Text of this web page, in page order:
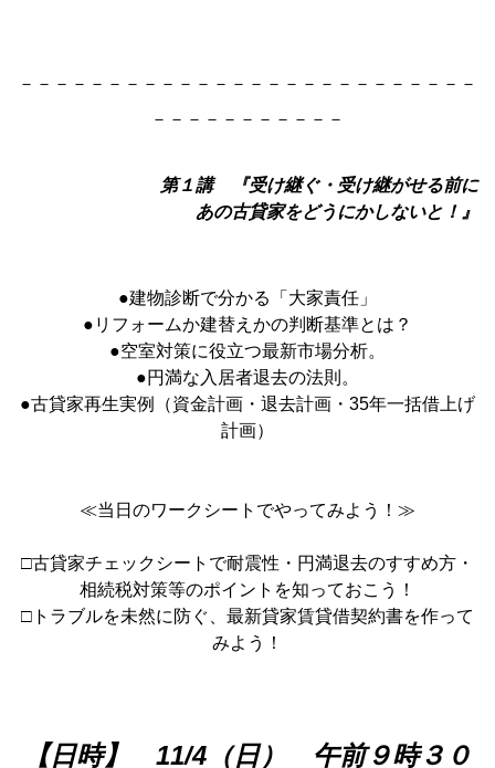
－－－－－－－－－－－－－－－－－－－－－－－－－－
－－－－－－－－－－－
第１講 『受け継ぐ・受け継がせる前に
あの古貸家をどうにかしないと！』
●建物診断で分かる「大家責任」
●リフォームか建替えかの判断基準とは？
●空室対策に役立つ最新市場分析。
●円満な入居者退去の法則。
●古貸家再生実例（資金計画・退去計画・35年一括借上げ
計画）
≪当日のワークシートでやってみよう！≫
□古貸家チェックシートで耐震性・円満退去のすすめ方・
相続税対策等のポイントを知っておこう！
□トラブルを未然に防ぐ、最新貸家賃貸借契約書を作って
みよう！
【日時】 11/4（日） 午前９時３０